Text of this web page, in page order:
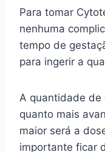
Para tomar
nenhuma
tempo de
para ingerir a
A quantidade de
quanto mais
maior será a
importante ficar